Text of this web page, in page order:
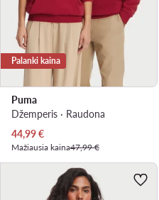
Palanki kaina
Puma
Džemperis · Raudona
Dabartinė kaina
44,99€
Mažiausia kaina47,99 €